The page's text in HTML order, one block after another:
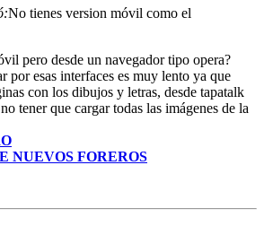
No tienes version móvil como el
pero desde un navegador tipo opera?
por esas interfaces es muy lento ya que
con los dibujos y letras, desde tapatalk
tener que cargar todas las imágenes de la
NUEVOS FOREROS